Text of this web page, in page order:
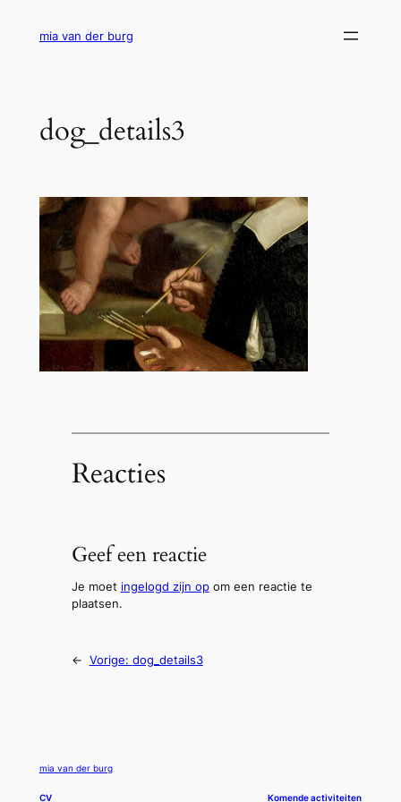
mia van der burg
dog_details3
Reacties
Geef een reactie
Je moet ingelogd zijn opom een reactie te
plaatsen.
← Vorige: dog_details3
mia van der burg
CV Komende activiteiten